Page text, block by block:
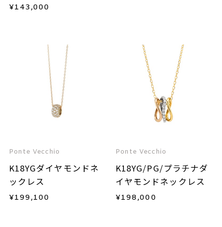
¥143,000
Ponte Vecchio
K18YGダイヤモンドネ
ックレス
¥199,100
Ponte Vecchio
K18YG/PG/プラチナダ
イヤモンドネックレス
¥198,000